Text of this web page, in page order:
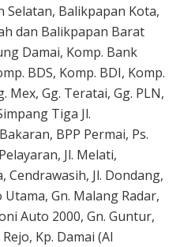
Balikpapan Kota,
dan Balikpapan Barat
Damai, Komp. Bank
BDS, Komp. BDI, Komp.
Mex, Gg. Teratai, Gg. PLN,
Tiga Jl.
BPP Permai, Ps.
Jl. Melati,
Cendrawasih, Jl. Dondang,
Gn. Malang Radar,
Auto 2000, Gn. Guntur,
Kp. Damai (Al